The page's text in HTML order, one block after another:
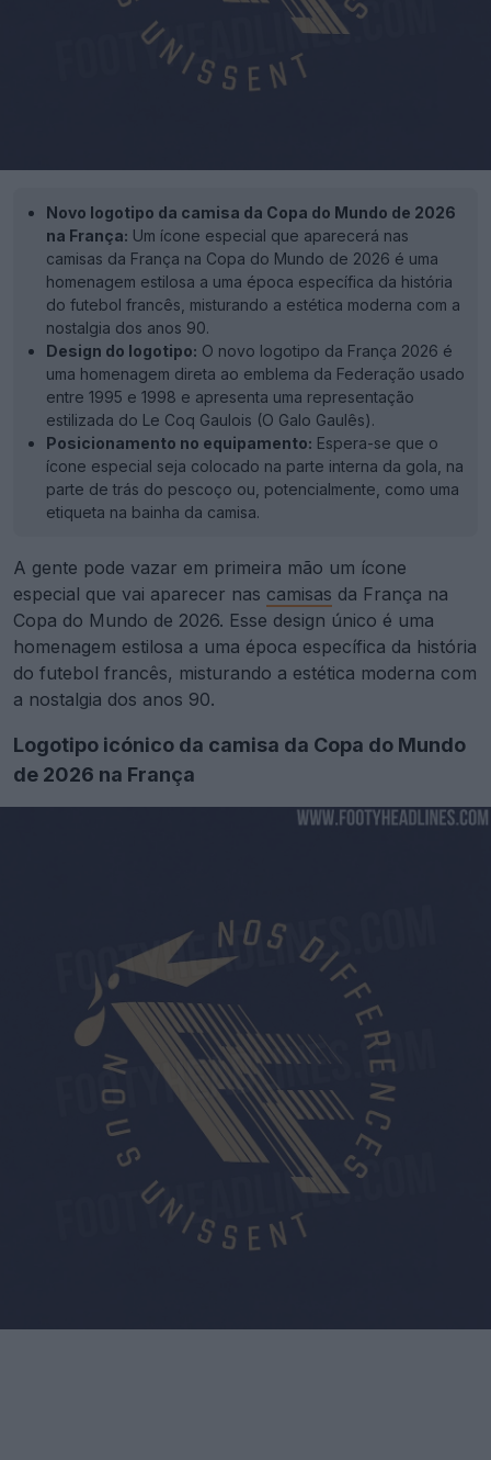
Novo logotipo da camisa da Copa do Mundo de 2026
na França: Um ícone especial que aparecerá nas
camisas da França na Copa do Mundo de 2026 é uma
homenagem estilosa a uma época específica da história
do futebol francês, misturando a estética moderna com a
nostalgia dos anos 90.
Design do logotipo: O novo logotipo da França 2026 é
uma homenagem direta ao emblema da Federação usado
entre 1995 e 1998 e apresenta uma representação
estilizada do Le Coq Gaulois (O Galo Gaulês).
Posicionamento no equipamento: Espera-se que o
ícone especial seja colocado na parte interna da gola, na
parte de trás do pescoço ou, potencialmente, como uma
etiqueta na bainha da camisa.
A gente pode vazar em primeira mão um ícone
especial que vai aparecer nas camisas da França na
Copa do Mundo de 2026. Esse design único é uma
homenagem estilosa a uma época específica da história
do futebol francês, misturando a estética moderna com
a nostalgia dos anos 90.
Logotipo icónico da camisa da Copa do Mundo
de 2026 na França